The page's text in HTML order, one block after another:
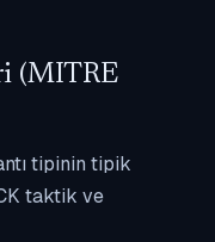
(MITRE
tipinin tipik
taktik ve